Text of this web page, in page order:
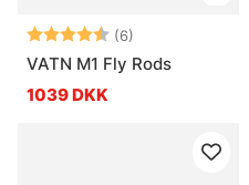
Vurdering: (6)
4.3 ud af 5
VATN M1 Fly Rods
1039 DKK